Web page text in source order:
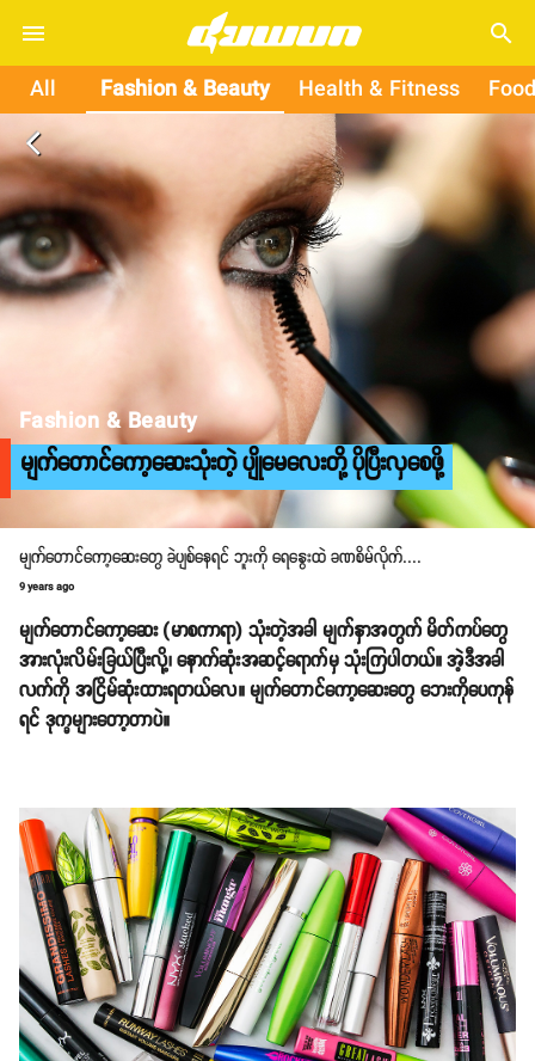
search
All Fashion & Beauty Health & Fitness
arrow_back_ios
Fashion & Beauty
မျက်တောင်ကော့ဆေးသုံးတဲ့ ပျိုမေလေးတို့ ပိုပြီးလှစေဖို့
မျက်တောင်ကော့ဆေးတွေ ခဲပျစ်နေရင် ဘူးကို ရေနွေးထဲ ခဏစိမ်လိုက်....
9 years ago
မျက်တောင်ကော့ဆေး (မာစကာရာ) သုံးတဲ့အခါ မျက်နှာအတွက် မိတ်ကပ်တွေ
အားလုံးလိမ်းခြယ်ပြီးလို့၊ နောက်ဆုံးအဆင့်ရောက်မှ သုံးကြပါတယ်။ အဲ့ဒီအခါ
လက်ကို အငြိမ်ဆုံးထားရတယ်လေ။ မျက်တောင်ကော့ဆေးတွေ ဘေးကိုပေကုန်
ရင် ဒုက္ခများတော့တာပဲ။